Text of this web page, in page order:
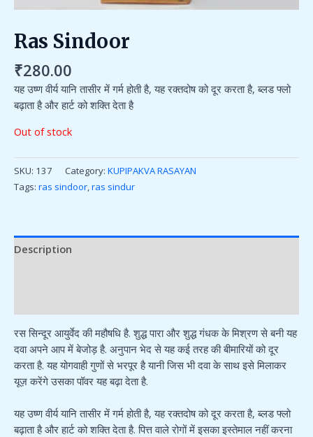
Ras Sindoor
₹280.00
यह उष्ण वीर्य यानि तासीर में गर्म होती है, यह रक्तदोष को दूर करता है, ब्लड फ्लो
बढ़ाता है और हार्ट को शक्ति देता है
Out of stock
SKU: 137 Category: KUPIPAKVA RASAYAN
Tags: ras sindoor,ras sindur
Description
रस सिन्दूर आयुर्वेद की महौषधि है. शुद्ध पारा और शुद्ध गंधक के मिश्रण से बनी यह
दवा अपने आप में बेजोड़ है. अनुपान भेद से यह कई तरह की बीमारियों को दूर
करता है. यह योगवाही गुणों से भरपूर है यानी जिस भी दवा के साथ इसे मिलाकर
यूज़ करेंगे उसका पॉवर यह बढ़ा देता है.
यह उष्ण वीर्य यानि तासीर में गर्म होती है, यह रक्तदोष को दूर करता है, ब्लड फ्लो
बढ़ाता है और हार्ट को शक्ति देता है. पित्त वाले रोगों में इसका इस्तेमाल नहीं करना